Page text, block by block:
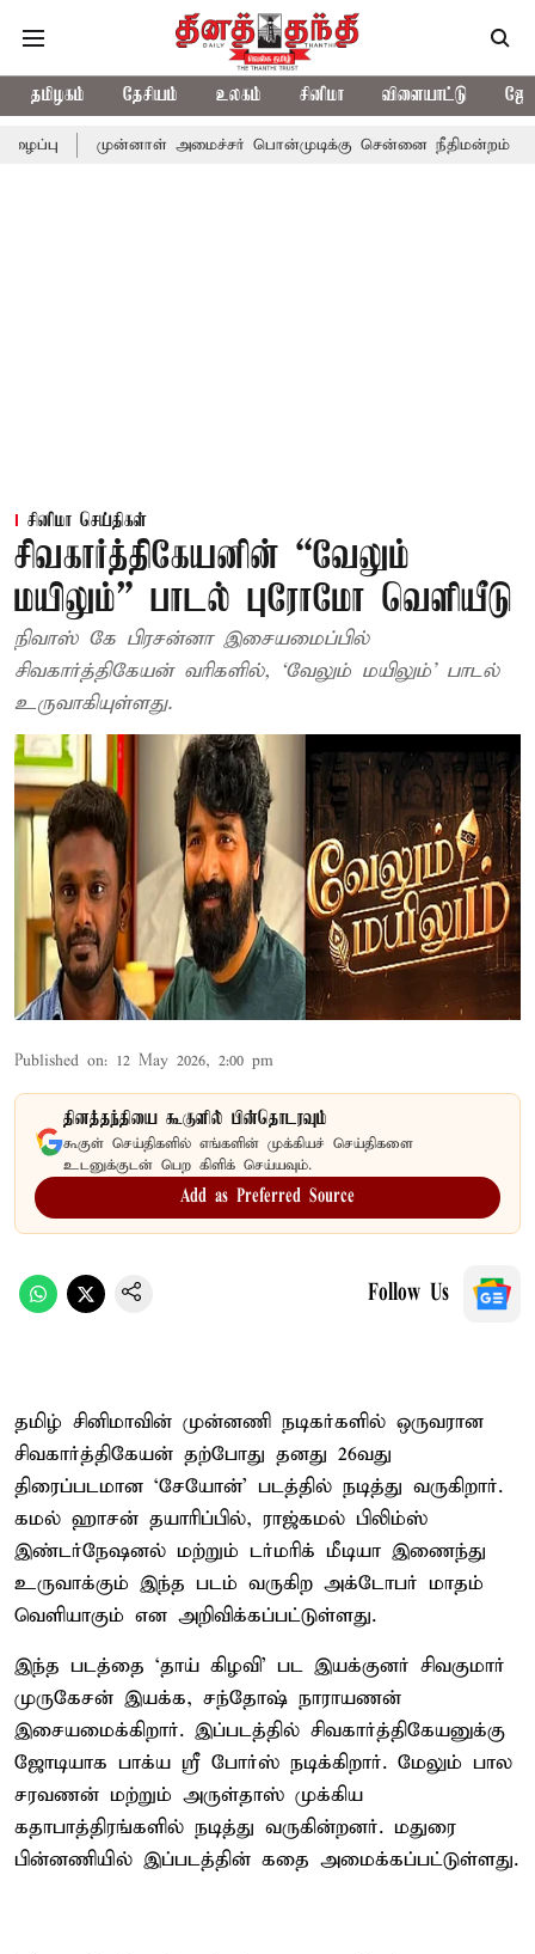
தமிழகம் தேசியம் உலகம் சினிமா விளையாட்டு
அமைச்சர் பொன்முடிக்கு சென்னை நீதிமன்றம் பிடிவாராண்ட்
சினிமா செய்திகள்
சிவகார்த்திகேயனின் “வேலும்
மயிலும்” பாடல் புரோமோ வெளியீடு
நிவாஸ் கே பிரசன்னா இசையமைப்பில்
சிவகார்த்திகேயன் வரிகளில், ‘வேலும் மயிலும்’ பாடல்
உருவாகியுள்ளது.
Published on: 12 May 2026, 2:00 pm
தினத்தந்தியை கூகுளில் பின்தொடரவும்
கூகுள் செய்திகளில் எங்களின் முக்கியச் செய்திகளை
உடனுக்குடன் பெற கிளிக் செய்யவும்.
Add as Preferred Source
Follow Us
தமிழ் சினிமாவின் முன்னணி நடிகர்களில் ஒருவரான
சிவகார்த்திகேயன் தற்போது தனது 26வது
திரைப்படமான ‘சேயோன்’ படத்தில் நடித்து வருகிறார்.
கமல் ஹாசன் தயாரிப்பில், ராஜ்கமல் பிலிம்ஸ்
இண்டர்நேஷனல் மற்றும் டர்மரிக் மீடியா இணைந்து
உருவாக்கும் இந்த படம் வருகிற அக்டோபர் மாதம்
வெளியாகும் என அறிவிக்கப்பட்டுள்ளது.
இந்த படத்தை ‘தாய் கிழவி’ பட இயக்குனர் சிவகுமார்
முருகேசன் இயக்க, சந்தோஷ் நாராயணன்
இசையமைக்கிறார். இப்படத்தில் சிவகார்த்திகேயனுக்கு
ஜோடியாக பாக்ய ஸ்ரீ போர்ஸ் நடிக்கிறார். மேலும் பால
சரவணன் மற்றும் அருள்தாஸ் முக்கிய
கதாபாத்திரங்களில் நடித்து வருகின்றனர். மதுரை
பின்னணியில் இப்படத்தின் கதை அமைக்கப்பட்டுள்ளது.